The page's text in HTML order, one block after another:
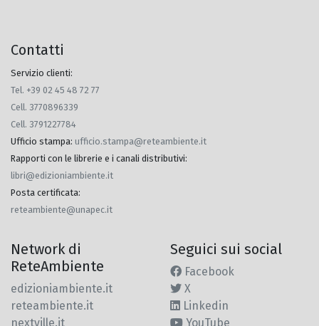
Contatti
Servizio clienti:
Tel. +39 02 45 48 72 77
Cell. 3770896339
Cell. 3791227784
Ufficio stampa: ufficio.stampa@reteambiente.it
Rapporti con le librerie e i canali distributivi:
libri@edizioniambiente.it
Posta certificata:
reteambiente@unapec.it
Network di
ReteAmbiente
edizioniambiente.it
reteambiente.it
nextville.it
Seguici sui social
Facebook
X
Linkedin
YouTube